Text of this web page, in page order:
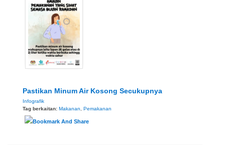
Pastikan Minum Air Kosong Secukupnya
Infografik
Tag berkaitan: Makanan Pemakanan